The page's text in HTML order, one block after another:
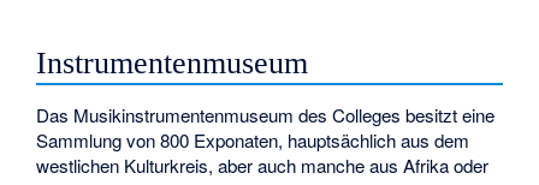
Instrumentenmuseum
Das Musikinstrumentenmuseum des Colleges besitzt eine
Sammlung von 800 Exponaten, hauptsächlich aus dem
westlichen Kulturkreis, aber auch manche aus Afrika oder